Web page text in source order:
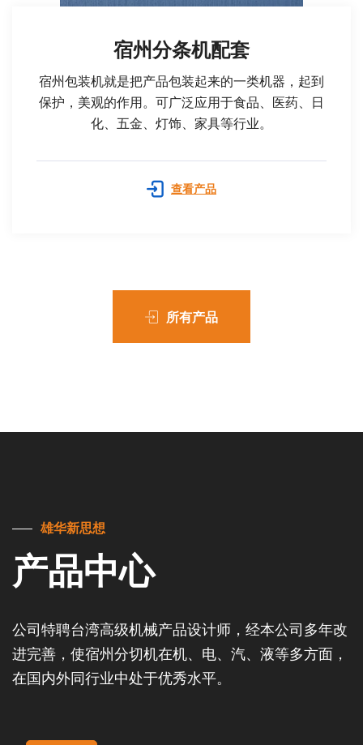
宿州分条机配套
宿州包装机就是把产品包装起来的一类机器，起到
保护，美观的作用。可广泛应用于食品、医药、日
化、五金、灯饰、家具等行业。
查看产品
所有产品
雄华新思想
产品中心
公司特聘台湾高级机械产品设计师，经本公司多年改
进完善，使宿州分切机在机、电、汽、液等多方面，
在国内外同行业中处于优秀水平。